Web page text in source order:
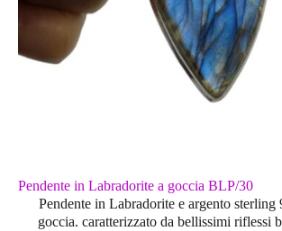
Pendente in Labradorite a goccia BLP/30
Pendente in Labradorite e argento sterling
goccia. caratterizzato da bellissimi riflessi